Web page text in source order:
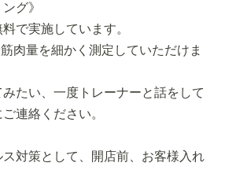
グ》
で実施しています。
肉量を細かく測定していただけま
たい、一度トレーナーと話をして
連絡ください。
対策として、開店前、お客様入れ